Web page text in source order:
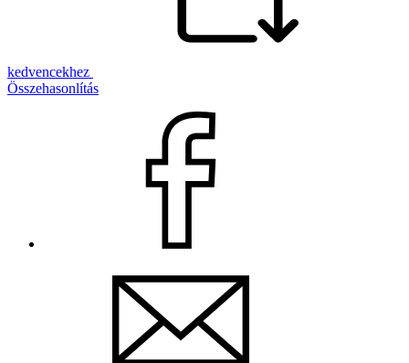
kedvencekhez
Összehasonlítás